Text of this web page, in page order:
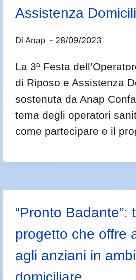
Assistenza
Di Anap 28/09/2023
La 3ª Festa
di Riposo e Assistenza
sostenuta da Anap
tema degli operatori
come partecipare e il
“Pronto Badante”:
progetto che offre
agli anziani in